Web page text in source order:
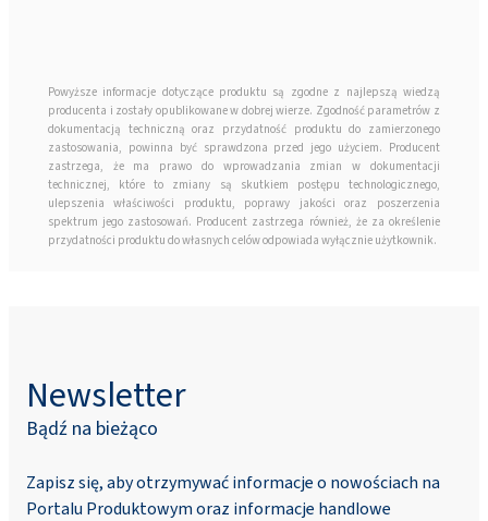
Powyższe informacje dotyczące produktu są zgodne z najlepszą wiedzą
producenta i zostały opublikowane w dobrej wierze. Zgodność parametrów z
dokumentacją techniczną oraz przydatność produktu do zamierzonego
zastosowania, powinna być sprawdzona przed jego użyciem. Producent
zastrzega, że ma prawo do wprowadzania zmian w dokumentacji
technicznej, które to zmiany są skutkiem postępu technologicznego,
ulepszenia właściwości produktu, poprawy jakości oraz poszerzenia
spektrum jego zastosowań. Producent zastrzega również, że za określenie
przydatności produktu do własnych celów odpowiada wyłącznie użytkownik.
Newsletter
Bądź na bieżąco
Zapisz się, aby otrzymywać informacje o nowościach na
Portalu Produktowym oraz informacje handlowe